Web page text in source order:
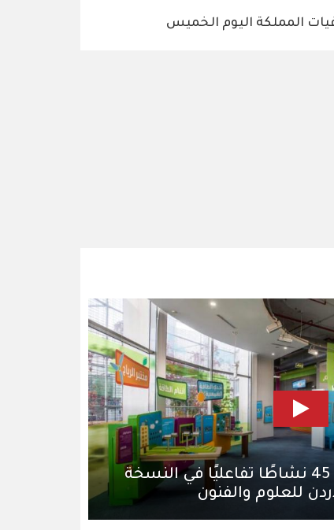
المملكة اليوم الخميس
متحف الأطفال: أكثر من 45 نشاطًا تفاعليًا في النسخة
للعلوم والفنون